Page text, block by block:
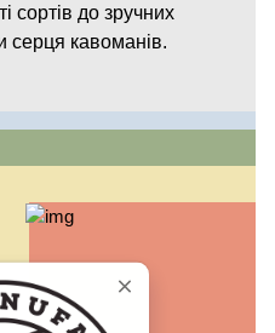
сортів до зручних
серця кавоманів.